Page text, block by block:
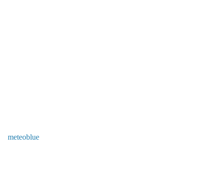
meteoblue